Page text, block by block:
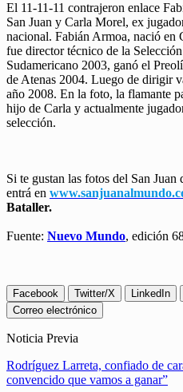
El 11-11-11 contrajeron enlace
San Juan y Carla Morel, ex
nacional. Fabián Armoa, nació en
fue director técnico de la
Sudamericano 2003, ganó el
de Atenas 2004. Luego de dirigir
año 2008. En la foto, la flamante
hijo de Carla y actualmente
selección.
Si te gustan las fotos del San Juan
entrá en
Bataller.
Fuente: Nuevo Mundo, edición
Facebook Twitter/X LinkedIn
Correo electrónico
Noticia Previa
Rodríguez Larreta, confiado de
convencido que vamos a ganar”